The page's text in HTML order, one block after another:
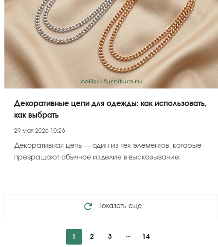
Декоративные цепи для одежды: как использовать,
как выбрать
29 мая 2026 10:26
Декоративная цепь — один из тех элементов, которые
превращают обычное изделие в высказывание.
Показать еще
1 2 3 14